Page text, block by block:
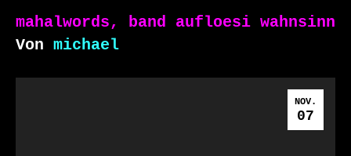
mahalwords, band aufloesi wahnsinn
Von michael
NOV.
07